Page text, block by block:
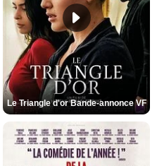
Le Triangle d'or Bande-annonce VF